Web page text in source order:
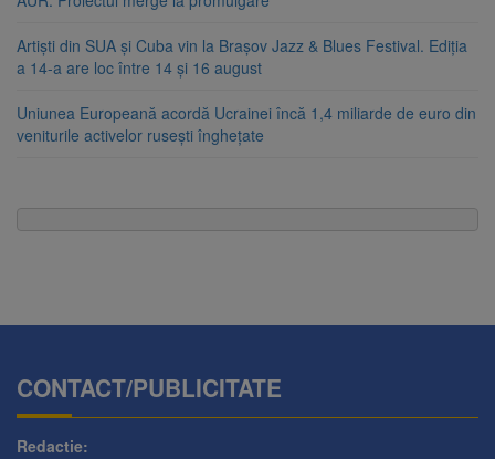
Artiști din SUA și Cuba vin la Brașov Jazz & Blues Festival. Ediția
a 14-a are loc între 14 și 16 august
Uniunea Europeană acordă Ucrainei încă 1,4 miliarde de euro din
veniturile activelor rusești înghețate
CONTACT/PUBLICITATE
Redactie: